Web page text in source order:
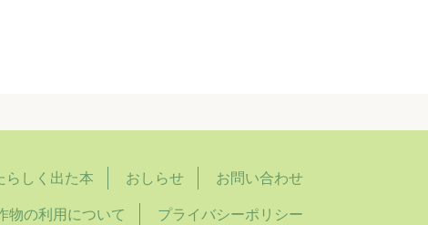
らしく出た本 おしらせ お問い合わせ
物の利用について プライバシーポリシー